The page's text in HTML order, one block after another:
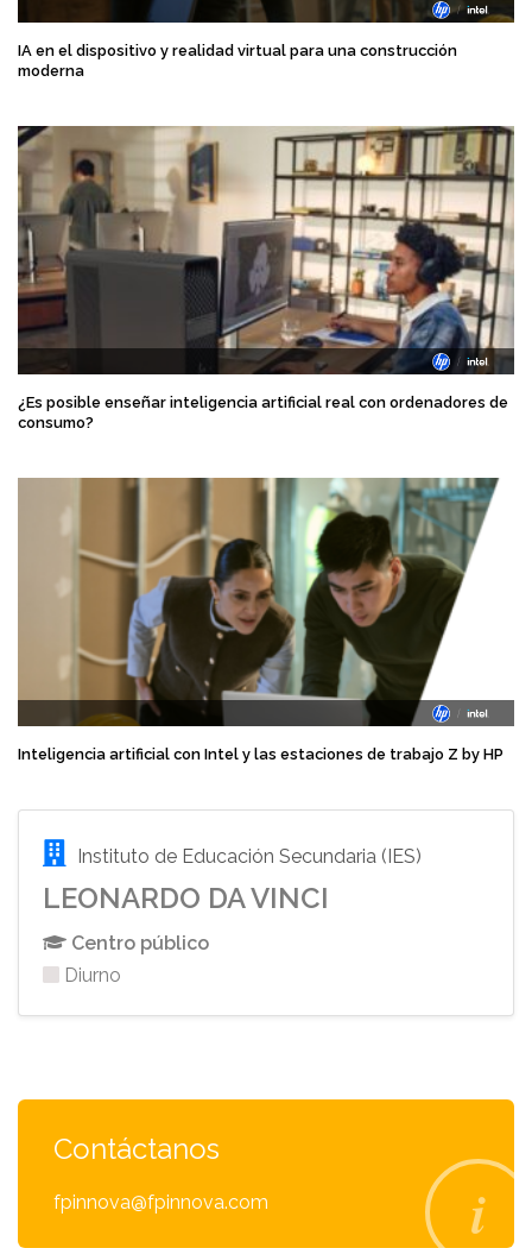
IA en el dispositivo y realidad virtual para una construcción
moderna
¿Es posible enseñar inteligencia artificial real con ordenadores de
consumo?
Inteligencia artificial con Intel y las estaciones de trabajo Z by HP
Instituto de Educación Secundaria (IES)
LEONARDO DA VINCI
Centro público
Diurno
Contáctanos
fpinnova@fpinnova.com